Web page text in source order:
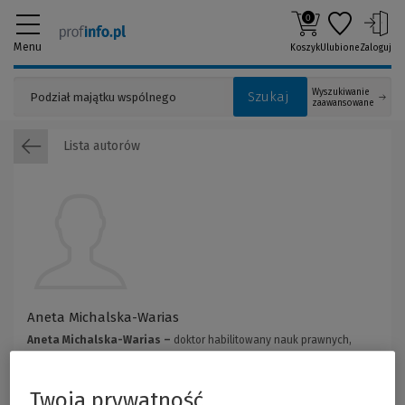
Menu
Szukaj
Wyszukiwanie
zaawansowane
0
KoszykUlubioneZaloguj
Aneta Michalska-Warias
Aneta Michalska-Warias – doktor habilitowany nauk prawnych,
wykroczeń, kryminologii, zwalczania przestępczości zorganizowanej.
Lista autorów